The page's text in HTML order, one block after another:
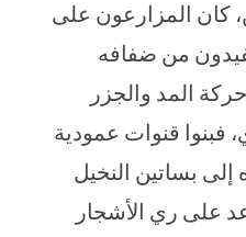
كان المزارعون على
من ضفافه
المد والجزر
قنوات عمودية
إلى بساتين النخيل
على ري الأشجار